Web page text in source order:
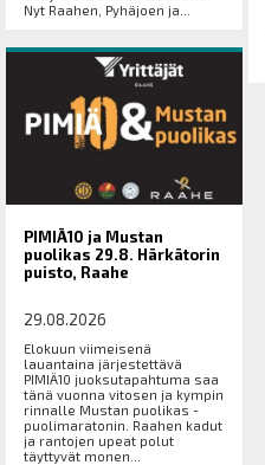
Nyt Raahen, Pyhäjoen ja...
PIMIÄ10 ja Mustan
puolikas 29.8. Härkätorin
puisto, Raahe
29.08.2026
Elokuun viimeisenä
lauantaina järjestettävä
PIMIÄ10 juoksutapahtuma saa
tänä vuonna vitosen ja kympin
rinnalle Mustan puolikas -
puolimaratonin. Raahen kadut
ja rantojen upeat polut
täyttyvät monen...